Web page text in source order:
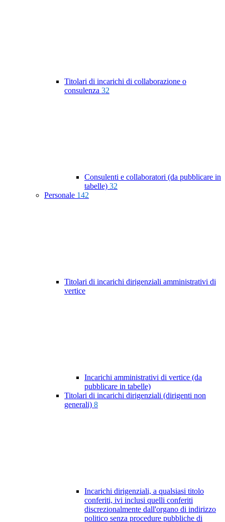
Titolari di incarichi di collaborazione o
consulenza 32
Consulenti e collaboratori (da pubblicare in
tabelle) 32
Personale 142
Titolari di incarichi dirigenziali amministrativi di
vertice
Incarichi amministrativi di vertice (da
pubblicare in tabelle)
Titolari di incarichi dirigenziali (dirigenti non
generali) 8
Incarichi dirigenziali, a qualsiasi titolo
conferiti, ivi inclusi quelli conferiti
discrezionalmente dall'organo di indirizzo
politico senza procedure pubbliche di